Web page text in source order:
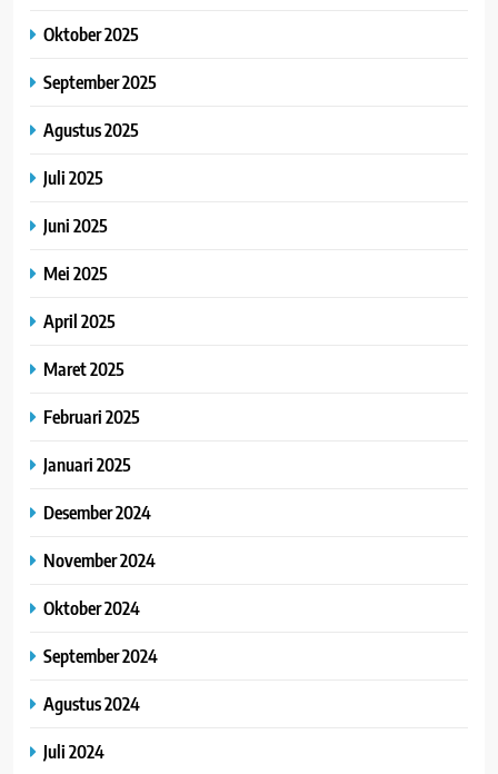
Oktober 2025
September 2025
Agustus 2025
Juli 2025
Juni 2025
Mei 2025
April 2025
Maret 2025
Februari 2025
Januari 2025
Desember 2024
November 2024
Oktober 2024
September 2024
Agustus 2024
Juli 2024